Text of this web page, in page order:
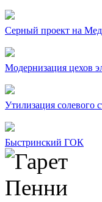
Серный проект на
Модернизация цехов
Утилизация солевого
Быстринский ГОК